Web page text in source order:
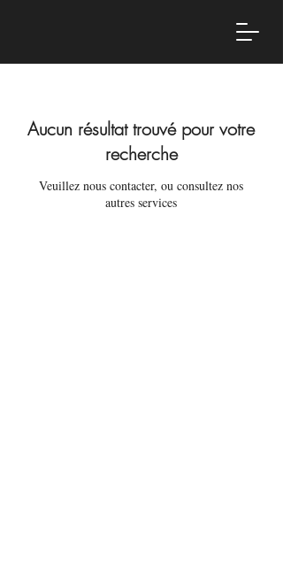
Aucun résultat trouvé pour votre
recherche
Veuillez nous contacter, ou consultez nos
autres services